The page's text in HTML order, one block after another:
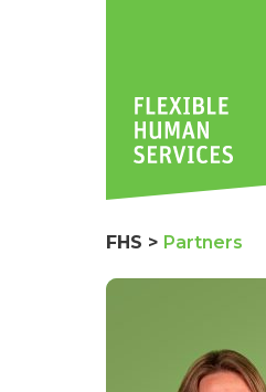
FHS > Partners